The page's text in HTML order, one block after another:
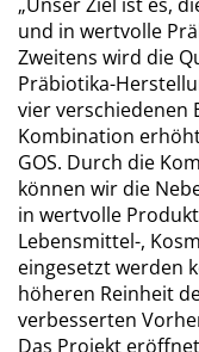
und in wertvolle
Zweitens wird die
Präbiotika-
vier verschiedenen
Kombination
GOS. Durch die
können wir die
in wertvolle
Lebensmittel-,
eingesetzt werden
höheren Reinheit
verbesserten
Das Projekt